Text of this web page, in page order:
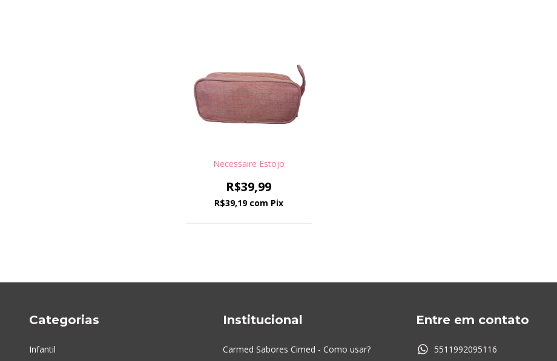
Necessaire Estojo
R$39,99
R$39,19 com Pix
Categorias
Infantil
Institucional
Carmed Sabores Cimed - Como usar?
Entre em contato
5511992095116